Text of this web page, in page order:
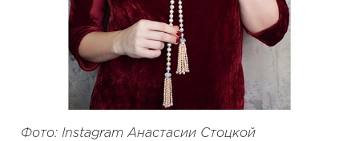
Фото: Instagram Анастасии Стоцкой